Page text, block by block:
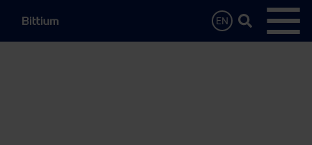
EN
Hae…
Avaa